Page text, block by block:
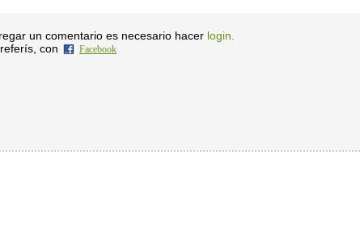
un comentario es necesario hacer login.
con
Facebook